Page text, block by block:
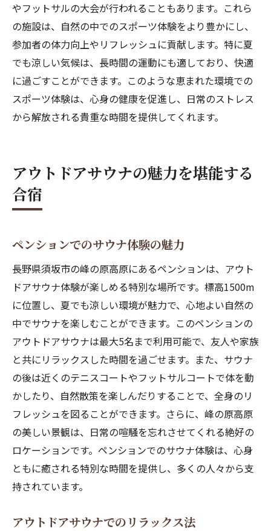
やフットサルの大会が行われることもあります。これら
の施設は、自然の中でのスポーツ体験をより豊かにし、
参加者の体力向上やリフレッシュに貢献します。特に夏
でも涼しい気候は、長時間の運動にも適しており、快適
に過ごすことができます。このような恵まれた環境での
スポーツ体験は、心身の健康を促進し、日常のストレス
から解放される貴重な時間を提供してくれます。
アウトドアサウナの魅力を堪能する
合宿
ペンションでのサウナ体験の魅力
長野県須坂市の峰の原高原にあるペンションは、アウト
ドアサウナ体験が楽しめる特別な場所です。標高1500m
に位置し、夏でも涼しい環境が魅力で、心地よい自然の
中でサウナを楽しむことができます。このペンションの
アウトドアサウナは最大5名まで利用可能で、友人や家族
と共にリラックスした時間を過ごせます。また、サウナ
の後は近くのテニスコートやフットサルコートで体を動
かしたり、自然散策を楽しんだりすることで、全身のリ
フレッシュを図ることができます。さらに、峰の原高原
の美しい景観は、日常の喧騒を忘れさせてくれる絶好の
ロケーションです。ペンションでのサウナ体験は、心身
ともに癒される特別な時間を提供し、多くの人々から支
持されています。
アウトドアサウナでのリラックス法